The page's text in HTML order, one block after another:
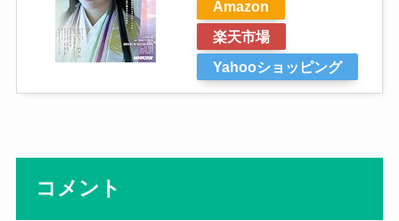
Amazon
楽天市場
Yahooショッピング
コメント